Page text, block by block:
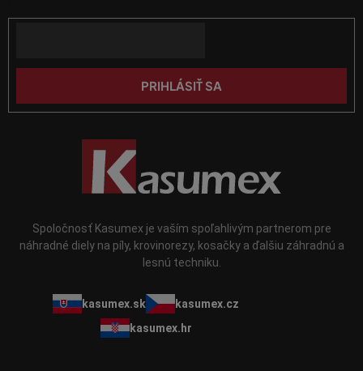
s
u
t
Spoločnosť Kasumex je vaším spoľahlivým partnerom pre
náhradné diely na píly, krovinorezy, kosačky a ďalšiu záhradnú a
lesnú techniku.
kasumex.sk
kasumex.cz
kasumex.hr
PRIHLÁSIŤ SA